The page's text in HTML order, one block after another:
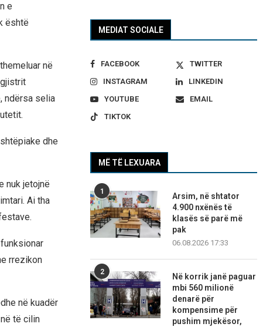
e
është
në
ndërsa selia
dhe
nuk jetojnë
Ai tha
rrezikon
në kuadër
të cilin
MEDIAT SOCIALE
FACEBOOK
TWITTER
INSTAGRAM
LINKEDIN
YOUTUBE
EMAIL
TIKTOK
MË TË LEXUARA
1
Arsim, në shtator
4.900 nxënës të
klasës së parë më
pak
06.08.2026 17:33
2
Në korrik janë paguar
mbi 560 milionë
denarë për
kompensime për
pushim mjekësor,